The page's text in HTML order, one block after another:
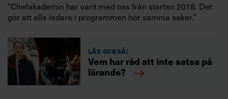
”Chefakademin har varit med oss från starten 2018. Det
gör att alla ledare i programmen hör samma saker.”
Läs också:
Vem har råd att inte satsa på
lärande?